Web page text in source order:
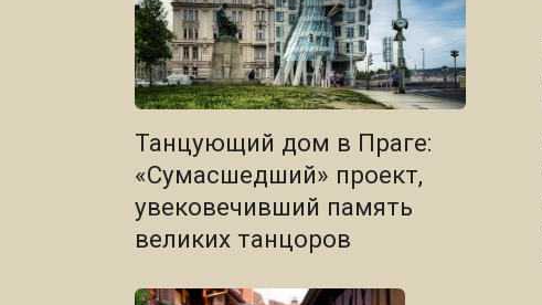
Танцующий дом в Праге:
«Сумасшедший» проект,
увековечивший память
великих танцоров